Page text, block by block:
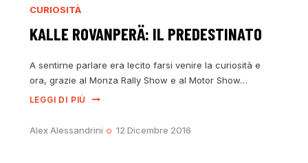
CURIOSITÀ
KALLE ROVANPERÄ: IL PREDESTINATO
A sentirne parlare era lecito farsi venire la curiosità e
ora, grazie al Monza Rally Show e al Motor Show…
LEGGI DI PIÙ
Alex Alessandrini 12 Dicembre 2016